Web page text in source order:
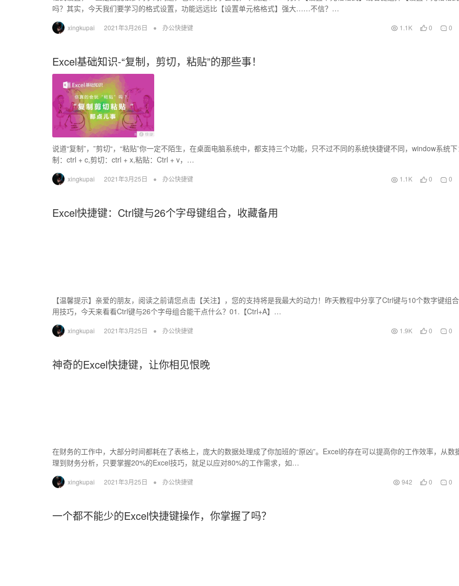
吗？其实，今天我们要学习的格式设置，功能远远比【设置单元格格式】强大……不信？…
xingkupai 2021年3月26日 • 办公快捷键 1.1K 0 0
Excel基础知识-“复制，剪切，粘贴”的那些事！
说道“复制”，”剪切“，“粘贴”你一定不陌生，在桌面电脑系统中，都支持三个功能，只不过不同的系统快捷键不同，window系统
制：ctrl + c,剪切：ctrl + x,粘贴：Ctrl + v，…
xingkupai 2021年3月25日 • 办公快捷键 1.1K 0 0
Excel快捷键：Ctrl键与26个字母键组合，收藏备用
【温馨提示】亲爱的朋友，阅读之前请您点击【关注】，您的支持将是我最大的动力！昨天教程中分享了Ctrl键与10个数字键组
用技巧，今天来看看Ctrl键与26个字母组合能干点什么？01.【Ctrl+A】…
xingkupai 2021年3月25日 • 办公快捷键 1.9K 0 0
神奇的Excel快捷键，让你相见恨晚
在财务的工作中，大部分时间都耗在了表格上，庞大的数据处理成了你加班的“原凶”。Excel的存在可以提高你的工作效率，从数
理到财务分析，只要掌握20%的Excel技巧，就足以应对80%的工作需求，如…
xingkupai 2021年3月25日 • 办公快捷键 942 0 0
一个都不能少的Excel快捷键操作，你掌握了吗？